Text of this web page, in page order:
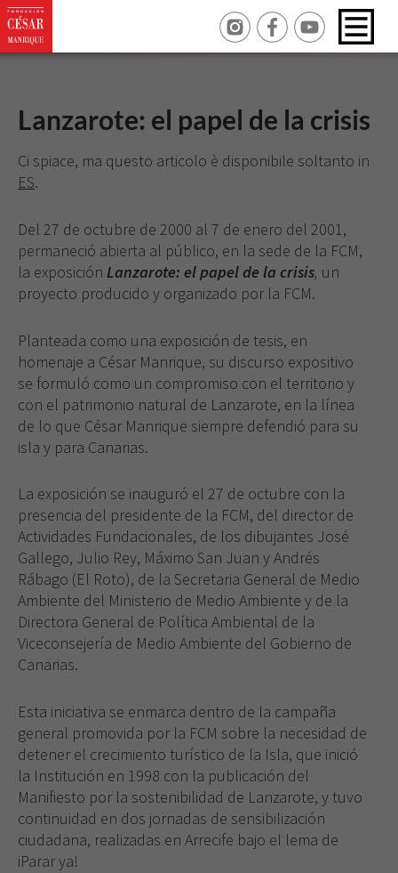
Lanzarote: el papel de la crisis
Ci spiace, ma questo articolo è disponibile soltanto in
ES.
Del 27 de octubre de 2000 al 7 de enero del 2001,
permaneció abierta al público, en la sede de la FCM,
la exposición Lanzarote: el papel de la crisis, un
proyec­to producido y organizado por la FCM.
Planteada como una exposición de tesis, en
home­naje a César Manrique, su discurso expositivo
se for­muló como un compromiso con el territorio y
con el patrimonio natural de Lanzarote, en la línea
de lo que César Manrique siempre defendió para su
isla y para Canarias.
La exposición se inauguró el 27 de octubre con la
presencia del presidente de la FCM, del direc­tor de
Actividades Fundacionales, de los dibujantes Jo­sé
Gallego, Julio Rey, Máximo San Juan y Andrés
Rábago (El Roto), de la Secretaria General de Medio
Am­biente del Ministerio de Medio Am­biente y de la
Directora General de Política Ambiental de la
Viceconse­jería de Medio Ambiente del Go­bierno de
Canarias.
Esta iniciativa se enmarca dentro de la campaña
general promovida por la FCM sobre la necesidad de
detener el crecimiento turístico de la Isla, que inició
la Institución en 1998 con la publicación del
Manifiesto por la sostenibilidad de Lanzarote, y tuvo
continuidad en dos jornadas de sensibilización
ciudadana, realiza­das en Arrecife bajo el lema de
iParar ya!